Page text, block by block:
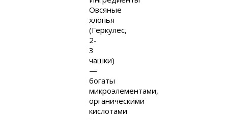
Овсяные
хлопья
(Геркулес,
2-
3
чашки)
—
богаты
микроэлементами,
органическими
кислотами